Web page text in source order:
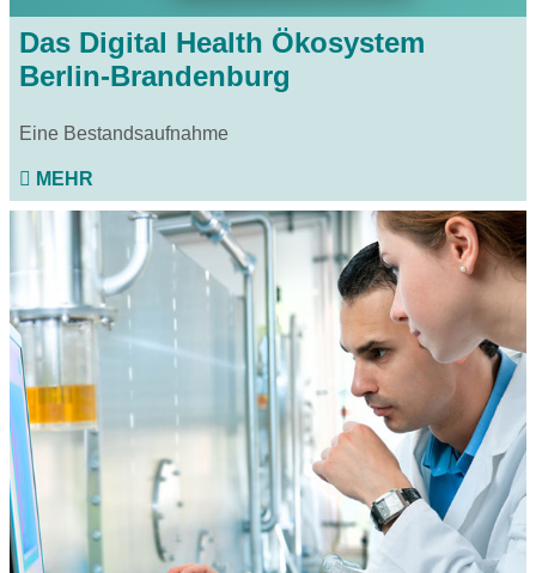
Das Digital Health Ökosystem
Berlin-Brandenburg
Eine Bestandsaufnahme
MEHR